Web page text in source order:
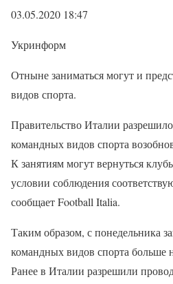
03.05.2020 18:47
Укринформ
Отныне заниматься могут и
видов спорта.
Правительство Италии
командных видов спорта
К занятиям могут вернуться
условии соблюдения
сообщает Football Italia.
Таким образом, с понедельника
командных видов спорта больше
Ранее в Италии разрешили